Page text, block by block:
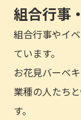
組合行事
組合行事やイ
ています。
お花見バーベ
業種の人たち
す。